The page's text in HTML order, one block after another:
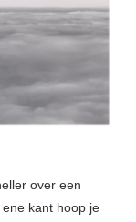
over een
kant hoop je